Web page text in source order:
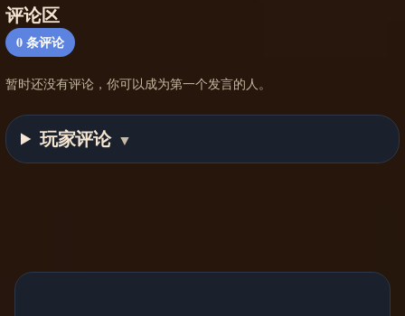
评论区
0条评论
暂时还没有评论，你可以成为第一个发言的人。
玩家评论 ▼